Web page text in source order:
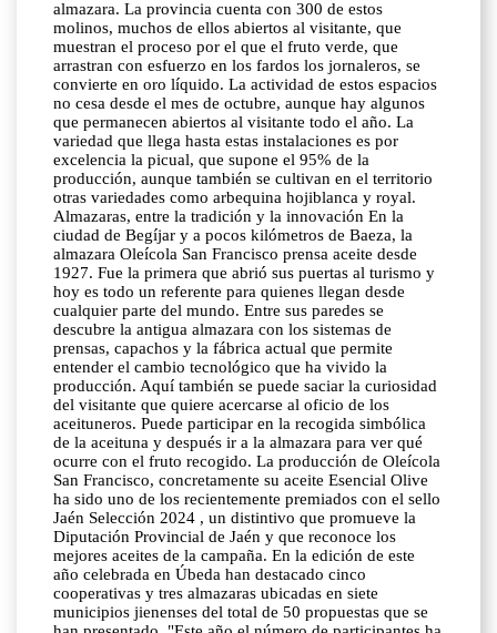
almazara. La provincia cuenta con 300 de estos
molinos, muchos de ellos abiertos al visitante, que
muestran el proceso por el que el fruto verde, que
arrastran con esfuerzo en los fardos los jornaleros, se
convierte en oro líquido. La actividad de estos espacios
no cesa desde el mes de octubre, aunque hay algunos
que permanecen abiertos al visitante todo el año. La
variedad que llega hasta estas instalaciones es por
excelencia la picual, que supone el 95% de la
producción, aunque también se cultivan en el territorio
otras variedades como arbequina hojiblanca y royal.
Almazaras, entre la tradición y la innovación En la
ciudad de Begíjar y a pocos kilómetros de Baeza, la
almazara Oleícola San Francisco prensa aceite desde
1927. Fue la primera que abrió sus puertas al turismo y
hoy es todo un referente para quienes llegan desde
cualquier parte del mundo. Entre sus paredes se
descubre la antigua almazara con los sistemas de
prensas, capachos y la fábrica actual que permite
entender el cambio tecnológico que ha vivido la
producción. Aquí también se puede saciar la curiosidad
del visitante que quiere acercarse al oficio de los
aceituneros. Puede participar en la recogida simbólica
de la aceituna y después ir a la almazara para ver qué
ocurre con el fruto recogido. La producción de Oleícola
San Francisco, concretamente su aceite Esencial Olive
ha sido uno de los recientemente premiados con el sello
Jaén Selección 2024 , un distintivo que promueve la
Diputación Provincial de Jaén y que reconoce los
mejores aceites de la campaña. En la edición de este
año celebrada en Úbeda han destacado cinco
cooperativas y tres almazaras ubicadas en siete
municipios jienenses del total de 50 propuestas que se